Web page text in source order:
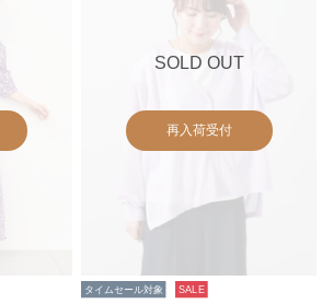
SOLD OUT
再入荷受付
タイムセール対象 SALE